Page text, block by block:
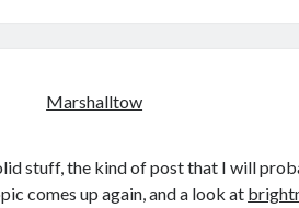
Marshalltow
stuff, the kind of post that I will
comes up again, and a look at